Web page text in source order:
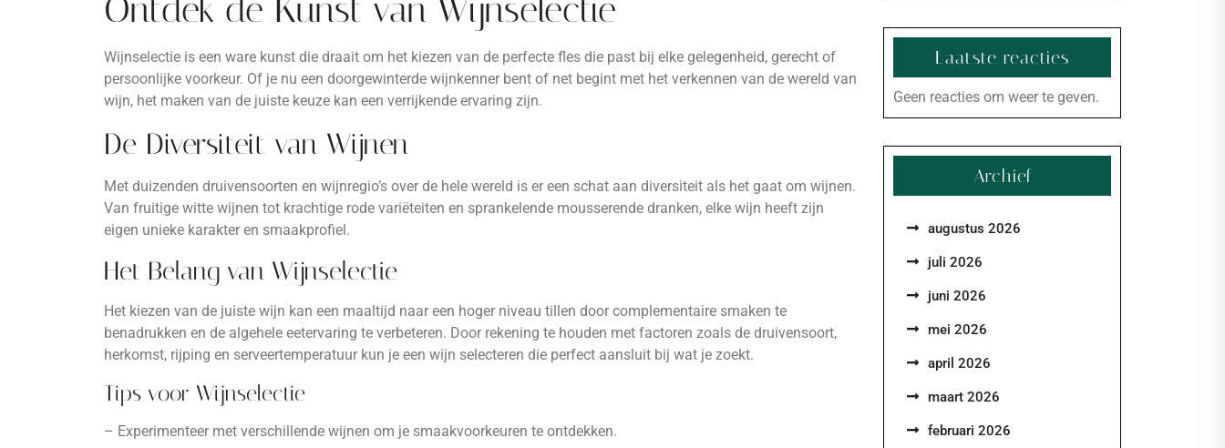
Ontdek de Kunst van Wijnselectie
Wijnselectie is een ware kunst die draait om het kiezen van de perfecte fles die past bij elke gelegenheid, gerecht of
persoonlijke voorkeur. Of je nu een doorgewinterde wijnkenner bent of net begint met het verkennen van de wereld van
wijn, het maken van de juiste keuze kan een verrijkende ervaring zijn.
De Diversiteit van Wijnen
Met duizenden druivensoorten en wijnregio’s over de hele wereld is er een schat aan diversiteit als het gaat om wijnen.
Van fruitige witte wijnen tot krachtige rode variëteiten en sprankelende mousserende dranken, elke wijn heeft zijn
eigen unieke karakter en smaakprofiel.
Het Belang van Wijnselectie
Het kiezen van de juiste wijn kan een maaltijd naar een hoger niveau tillen door complementaire smaken te
benadrukken en de algehele eetervaring te verbeteren. Door rekening te houden met factoren zoals de druivensoort,
herkomst, rijping en serveertemperatuur kun je een wijn selecteren die perfect aansluit bij wat je zoekt.
Tips voor Wijnselectie
– Experimenteer met verschillende wijnen om je smaakvoorkeuren te ontdekken.
Laatste reacties
Geen reacties om weer te geven.
Archief
augustus 2026
juli 2026
juni 2026
mei 2026
april 2026
maart 2026
februari 2026